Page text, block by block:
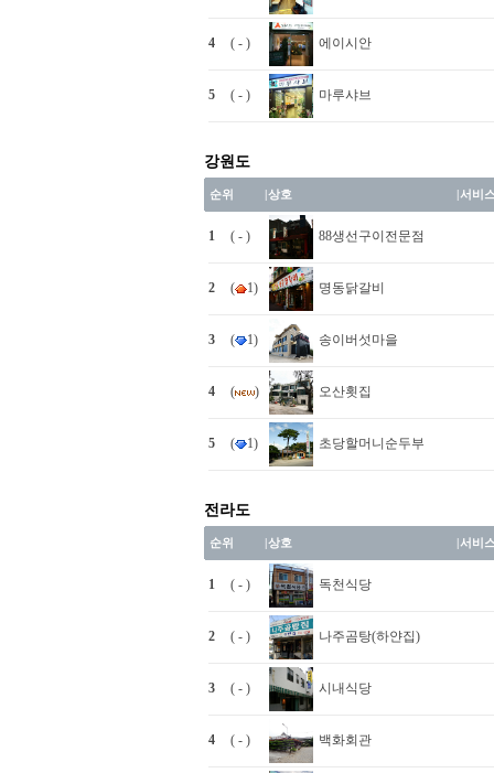
4 ( - ) 에이시안
5 ( - ) 마루샤브
강원도
순위 |상호 |서비
1 ( - ) 88생선구이전문점
2 ( 1) 명동닭갈비
3 ( 1) 송이버섯마을
4 ( ) 오산횟집
5 ( 1) 초당할머니순두부
전라도
순위 |상호 |서비
1 ( - ) 독천식당
2 ( - ) 나주곰탕(하얀집)
3 ( - ) 시내식당
4 ( - ) 백화회관